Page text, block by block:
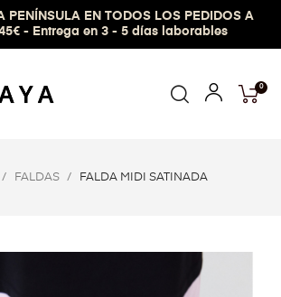
PENÍNSULA EN TODOS LOS PEDIDOS A
45€ - Entrega en 3 - 5 días laborables
0
FALDAS FALDA MIDI SATINADA